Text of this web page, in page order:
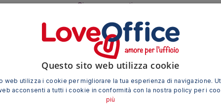
Siamo presenti su
TI POTREBBE INTERESSARE ANCHE
Questo sito web utilizza cookie
web utilizza i cookie per migliorare la tua esperienza di navigazione.
acconsenti a tutti i cookie in conformità con la nostra policy per i
più